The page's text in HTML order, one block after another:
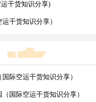
干货知识分享)
干货知识分享）
际空运干货知识分享）
国际空运干货知识分享）